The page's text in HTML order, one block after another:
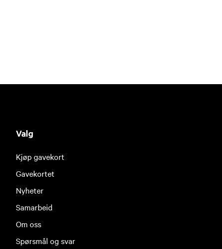
Valg
Kjøp gavekort
Gavekortet
Nyheter
Samarbeid
Om oss
Spørsmål og svar